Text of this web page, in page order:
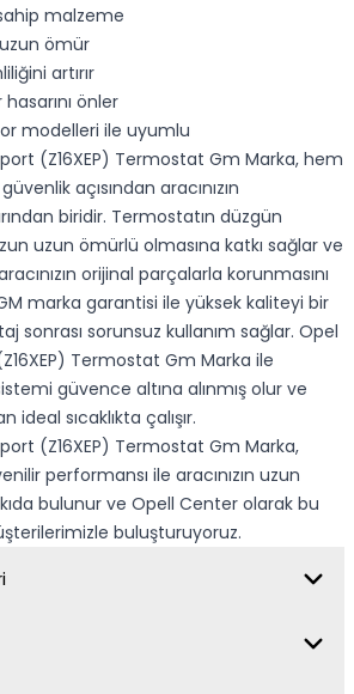
malzeme
ömür
artırır
hasarını önler
modelleri ile uyumlu
(Z16XEP) Termostat Gm Marka, hem
açısından aracınızın
biridir. Termostatın düzgün
uzun ömürlü olmasına katkı sağlar ve
orijinal parçalarla korunmasını
marka garantisi ile yüksek kaliteyi bir
sonrası sorunsuz kullanım sağlar. Opel
Termostat Gm Marka ile
güvence altına alınmış olur ve
sıcaklıkta çalışır.
(Z16XEP) Termostat Gm Marka,
performansı ile aracınızın uzun
bulunur ve Opell Center olarak bu
buluşturuyoruz.